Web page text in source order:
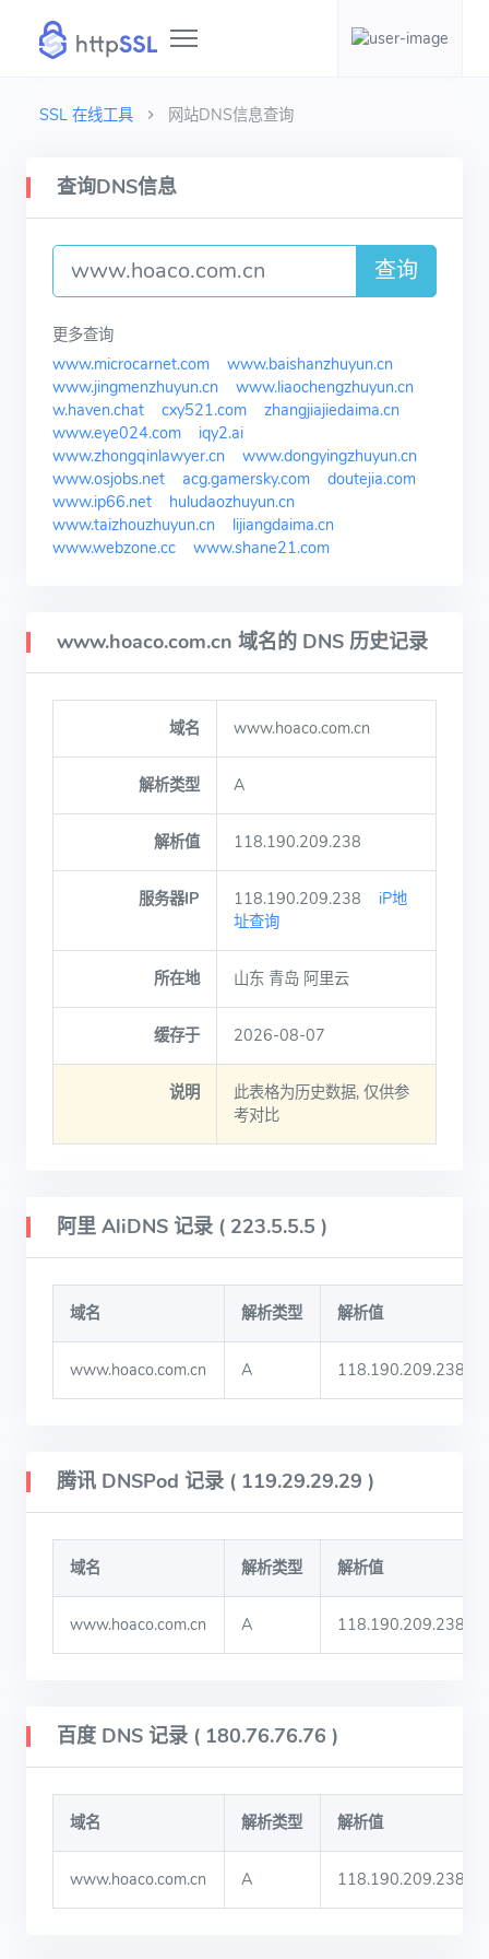
SSL 在线工具 网站DNS信息查询
查询DNS信息
查询
更多查询
www.microcarnet.com
www.baishanzhuyun.cn
www.jingmenzhuyun.cn
www.liaochengzhuyun.cn
w.haven.chat
cxy521.com
zhangjiajiedaima.cn
www.eye024.com
iqy2.ai
www.zhongqinlawyer.cn
www.dongyingzhuyun.cn
www.osjobs.net
acg.gamersky.com
doutejia.com
www.ip66.net
huludaozhuyun.cn
www.taizhouzhuyun.cn
lijiangdaima.cn
www.webzone.cc
www.shane21.com
www.hoaco.com.cn 域名的 DNS 历史记录
域名 www.hoaco.com.cn
解析类型 A
解析值 118.190.209.238
服务器IP 118.190.209.238
iP地
址查询
所在地 山东 青岛 阿里云
缓存于 2026-08-07
说明
此表格为历史数据, 仅供参
考对比
阿里 AliDNS 记录 ( 223.5.5.5 )
域名 解析类型 解析值
www.hoaco.com.cn A 118.190.209.238
腾讯 DNSPod 记录 ( 119.29.29.29 )
域名 解析类型 解析值
www.hoaco.com.cn A 118.190.209.238
百度 DNS 记录 ( 180.76.76.76 )
域名 解析类型 解析值
www.hoaco.com.cn A 118.190.209.238